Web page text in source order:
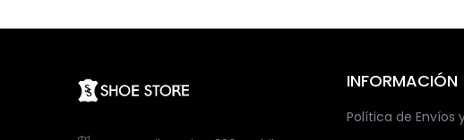
INFORMACIÓN
Política de Envíos